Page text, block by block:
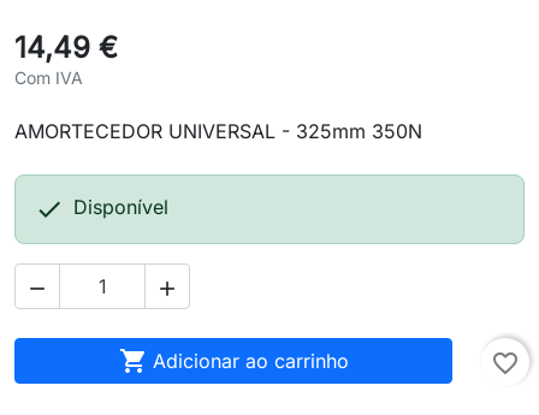
14,49 €
Com IVA
AMORTECEDOR UNIVERSAL - 325mm 350N
 Disponível
 
 Adicionar ao carrinho favorite_border